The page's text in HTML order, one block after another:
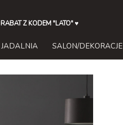
RABAT Z KODEM "LATO"♥
JADALNIA SALON/DEKORACJE